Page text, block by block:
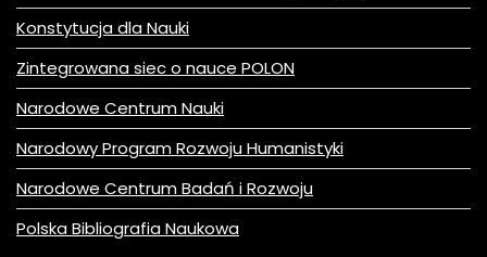
Konstytucja dla Nauki
Zintegrowana siec o nauce POLON
Narodowe Centrum Nauki
Narodowy Program Rozwoju Humanistyki
Narodowe Centrum Badań i Rozwoju
Polska Bibliografia Naukowa